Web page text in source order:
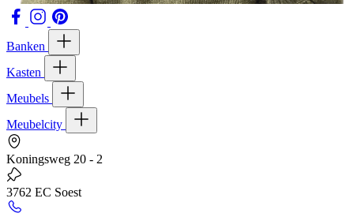
Banken
Kasten
Meubels
Meubelcity
Koningsweg 20 - 2
3762 EC Soest